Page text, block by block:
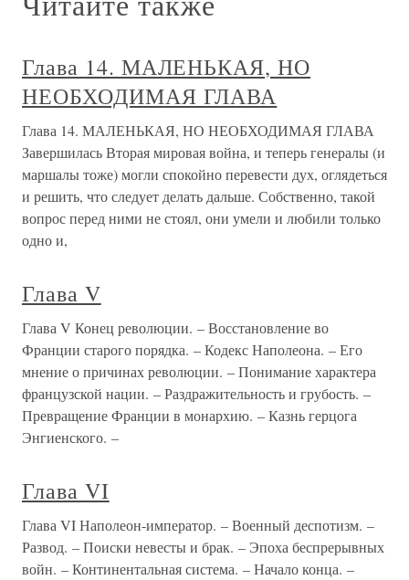
Глава 14. МАЛЕНЬКАЯ, НО
НЕОБХОДИМАЯ ГЛАВА
Глава 14. МАЛЕНЬКАЯ, НО НЕОБХОДИМАЯ ГЛАВА
Завершилась Вторая мировая война, и теперь генералы (и
маршалы тоже) могли спокойно перевести дух, оглядеться
и решить, что следует делать дальше. Собственно, такой
вопрос перед ними не стоял, они умели и любили только
одно и,
Глава V
Глава V Конец революции. – Восстановление во
Франции старого порядка. – Кодекс Наполеона. – Его
мнение о причинах революции. – Понимание характера
французской нации. – Раздражительность и грубость. –
Превращение Франции в монархию. – Казнь герцога
Энгиенского. –
Глава VI
Глава VI Наполеон-император. – Военный деспотизм. –
Развод. – Поиски невесты и брак. – Эпоха беспрерывных
войн. – Континентальная система. – Начало конца. –